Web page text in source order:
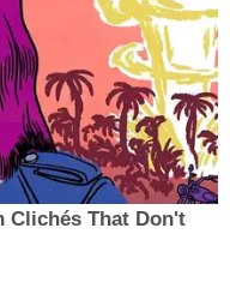
Clichés That Don't